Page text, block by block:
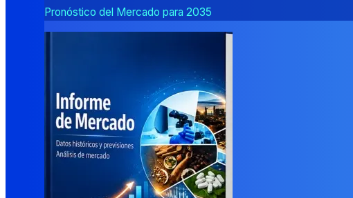
Pronóstico del Mercado para 2035